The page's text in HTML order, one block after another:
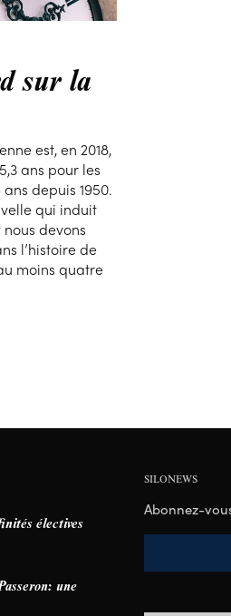
sur la
est, en 2018,
ans pour les
depuis 1950.
qui induit
devons
l’histoire de
moins quatre
électives
une
SILONEWS
Abonnez-